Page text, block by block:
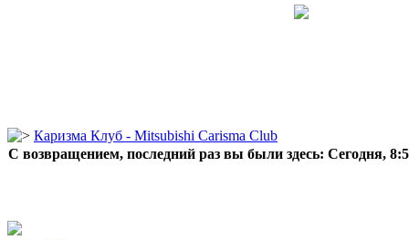
Каризма Клуб - Mitsubishi Carisma Club
С возвращением, последний раз вы были здесь: Сегодня,